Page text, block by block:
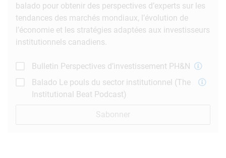
balado pour obtenir des perspectives d’experts sur les
tendances des marchés mondiaux, l’évolution de
l’économie et les stratégies adaptées aux investisseurs
institutionnels canadiens.
Bulletin Perspectives d’investissement PH&N
Balado Le pouls du sector institutionnel (The
Institutional Beat Podcast)
Sabonner